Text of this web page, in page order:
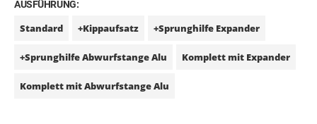
AUSFÜHRUNG:
Standard +Kippaufsatz +Sprunghilfe Expander
+Sprunghilfe Abwurfstange Alu Komplett mit Expander
Komplett mit Abwurfstange Alu